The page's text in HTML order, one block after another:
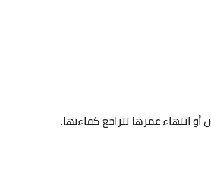
أو انتهاء عمرها تتراجع كفاءتها.